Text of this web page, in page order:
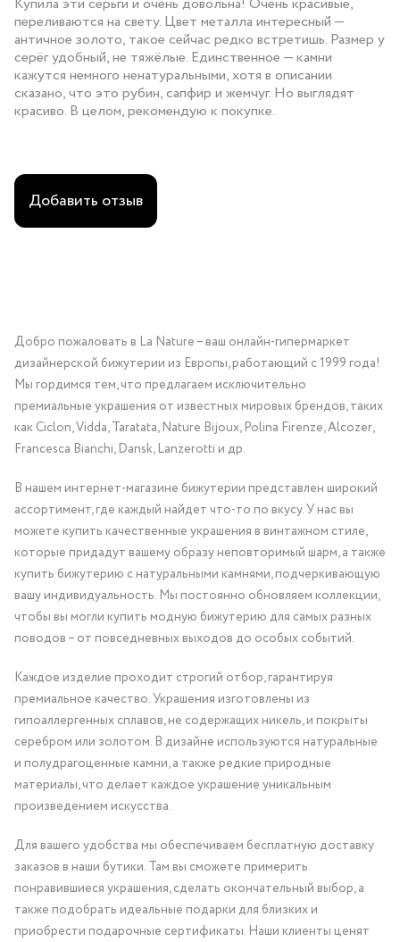
переливаются на свету. Цвет металла интересный —
античное золото, такое сейчас редко встретишь. Размер у
серёг удобный, не тяжёлые. Единственное — камни
кажутся немного ненатуральными, хотя в описании
сказано, что это рубин, сапфир и жемчуг. Но выглядят
красиво. В целом, рекомендую к покупке.
Добавить отзыв
Добро пожаловать в La Nature – ваш онлайн-гипермаркет
дизайнерской бижутерии из Европы, работающий с 1999 года!
Мы гордимся тем, что предлагаем исключительно
премиальные украшения от известных мировых брендов, таких
как Ciclon, Vidda, Taratata, Nature Bijoux, Polina Firenze, Alcozer,
Francesca Bianchi, Dansk, Lanzerotti и др.
В нашем интернет-магазине бижутерии представлен широкий
ассортимент, где каждый найдет что-то по вкусу. У нас вы
можете купить качественные украшения в винтажном стиле,
которые придадут вашему образу неповторимый шарм, а также
купить бижутерию с натуральными камнями, подчеркивающую
вашу индивидуальность. Мы постоянно обновляем коллекции,
чтобы вы могли купить модную бижутерию для самых разных
поводов – от повседневных выходов до особых событий.
Каждое изделие проходит строгий отбор, гарантируя
премиальное качество. Украшения изготовлены из
гипоаллергенных сплавов, не содержащих никель, и покрыты
серебром или золотом. В дизайне используются натуральные
и полудрагоценные камни, а также редкие природные
материалы, что делает каждое украшение уникальным
произведением искусства.
Для вашего удобства мы обеспечиваем бесплатную доставку
заказов в наши бутики. Там вы сможете примерить
понравившиеся украшения, сделать окончательный выбор, а
также подобрать идеальные подарки для близких и
приобрести подарочные сертификаты. Наши клиенты ценят